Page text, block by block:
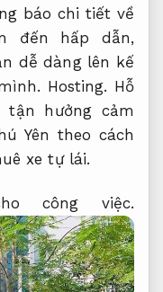
báo chi tiết về
đến hấp dẫn,
dễ dàng lên kế
Hosting. Hỗ
tận hưởng cảm
Yên theo cách
xe tự lái.
công việc.